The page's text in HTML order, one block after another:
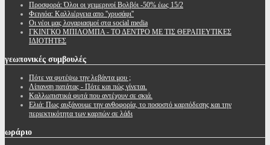
Προσφορά: Όλοι οι χειμερινοί Βολβόι -50% έως 15/2
Φειγιόα: Καλλιέργεια απο ''χρυσάφι''
Oι νέοι μας λογαριασμοί στα social media
ΓΚΙΝΓΚΟ ΜΠΙΛΟΜΠΑ - ΤΟ ΔΕΝΤΡΟ ΜΕ ΤΙΣ ΘΕΡΑΠΕΥΤΙΚΕΣ
ΙΔΙΟΤΗΤΕΣ
γεωπονικές συμβουλές
Πότε να φυτέψω την λεβάντα μου ;
Λίπανση πατάτας - Πότε και πώς γίνεται.
Καλλωπιστικά φυτά που αντέχουν σε σκιά.
Ελιά: Πως αυξάνουμε την ανθοφορία, το ποσοστό καρπόδεσης και την
περιεκτικότητα των καρπών σε λάδι
ωράριο